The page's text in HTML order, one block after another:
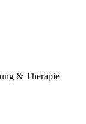
& Therapie